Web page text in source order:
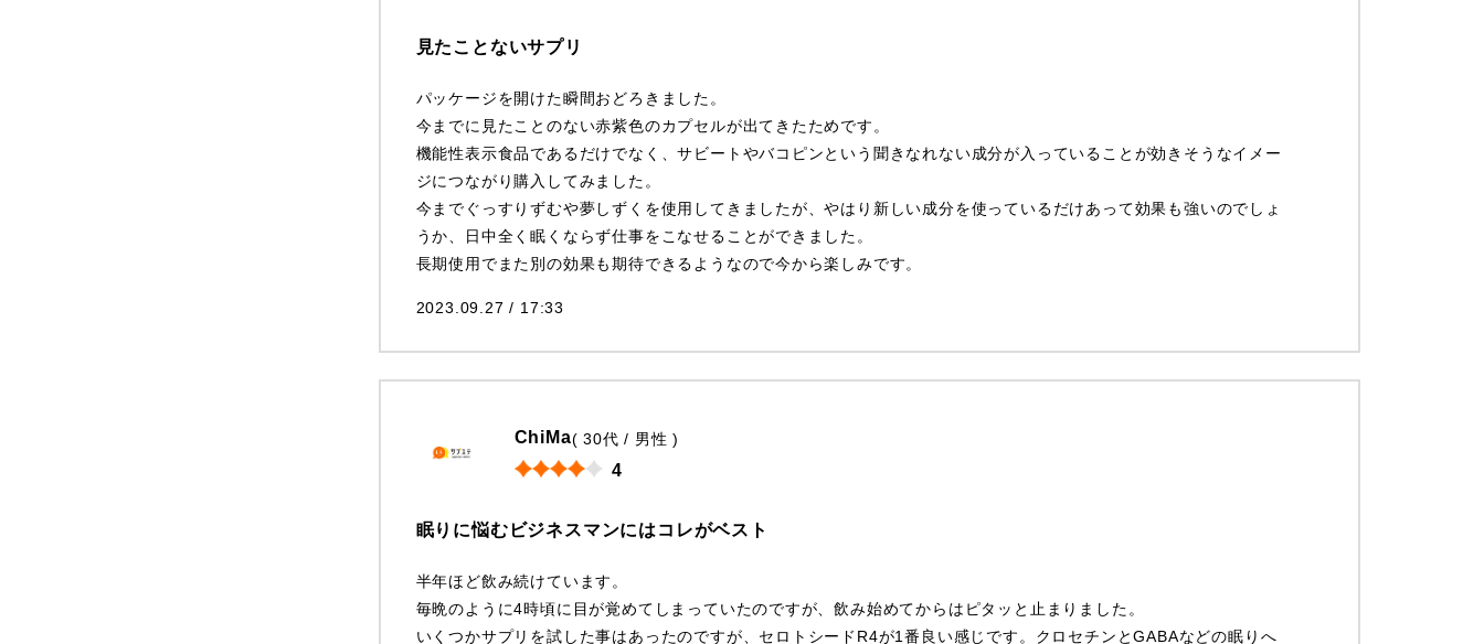
見たことないサプリ
パッケージを開けた瞬間おどろきました。
今までに見たことのない赤紫色のカプセルが出てきたためです。
機能性表示食品であるだけでなく、サビートやバコピンという聞きなれない成分が入っていることが効きそうなイメー
ジにつながり購入してみました。
今までぐっすりずむや夢しずくを使用してきましたが、やはり新しい成分を使っているだけあって効果も強いのでしょ
うか、日中全く眠くならず仕事をこなせることができました。
長期使用でまた別の効果も期待できるようなので今から楽しみです。
2023.09.27 / 17:33
ChiMa( 30代 / 男性 )
4
眠りに悩むビジネスマンにはコレがベスト
半年ほど飲み続けています。
毎晩のように4時頃に目が覚めてしまっていたのですが、飲み始めてからはピタッと止まりました。
いくつかサプリを試した事はあったのですが、セロトシードR4が1番良い感じです。クロセチンとGABAなどの眠りへ